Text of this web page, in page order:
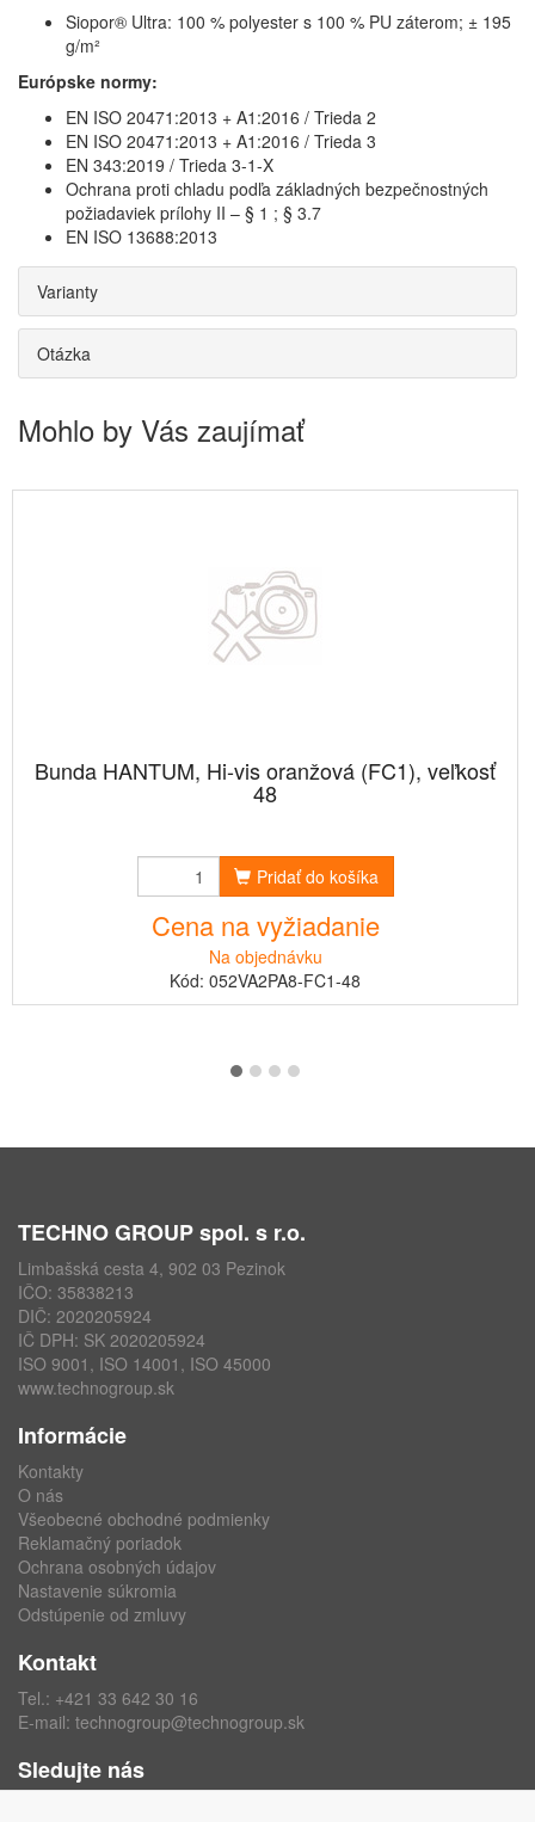
Siopor® Ultra: 100 % polyester s 100 % PU záterom; ± 195
g/m²
Európske normy:
EN ISO 20471:2013 + A1:2016 / Trieda 2
EN ISO 20471:2013 + A1:2016 / Trieda 3
EN 343:2019 / Trieda 3-1-X
Ochrana proti chladu podľa základných bezpečnostných
požiadaviek prílohy II – § 1 ; § 3.7
EN ISO 13688:2013
Varianty
Otázka
Mohlo by Vás zaujímať
Bunda HANTUM, Hi-vis oranžová (FC1), veľkosť
48
Pridať do košíka
Cena na vyžiadanie
Na objednávku
Kód: 052VA2PA8-FC1-48
TECHNO GROUP spol. s r.o.
Limbašská cesta 4, 902 03 Pezinok
IČO: 35838213
DIČ: 2020205924
IČ DPH: SK 2020205924
ISO 9001, ISO 14001, ISO 45000
www.technogroup.sk
Informácie
Kontakty
O nás
Všeobecné obchodné podmienky
Reklamačný poriadok
Ochrana osobných údajov
Nastavenie súkromia
Odstúpenie od zmluvy
Kontakt
Tel.: +421 33 642 30 16
E-mail: technogroup@technogroup.sk
Sledujte nás